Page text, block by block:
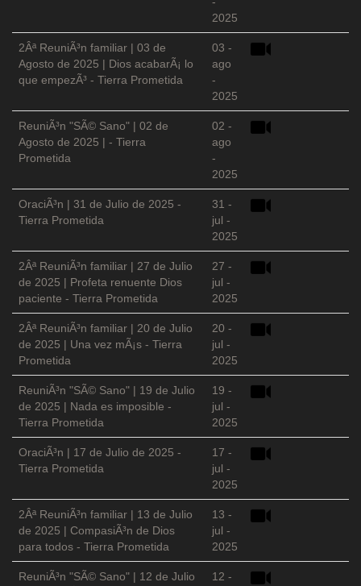
2025
2Âª ReuniÃ³n familiar | 03 de
Agosto de 2025 | Dios acabarÃ¡ lo
que empezÃ³ - Tierra Prometida
03 -
ago
-
2025
ReuniÃ³n "SÃ© Sano" | 02 de
Agosto de 2025 | - Tierra
Prometida
02 -
ago
-
2025
OraciÃ³n | 31 de Julio de 2025 -
Tierra Prometida
31 -
jul -
2025
2Âª ReuniÃ³n familiar | 27 de Julio
de 2025 | Profeta renuente Dios
paciente - Tierra Prometida
27 -
jul -
2025
2Âª ReuniÃ³n familiar | 20 de Julio
de 2025 | Una vez mÃ¡s - Tierra
Prometida
20 -
jul -
2025
ReuniÃ³n "SÃ© Sano" | 19 de Julio
de 2025 | Nada es imposible -
Tierra Prometida
19 -
jul -
2025
OraciÃ³n | 17 de Julio de 2025 -
Tierra Prometida
17 -
jul -
2025
2Âª ReuniÃ³n familiar | 13 de Julio
de 2025 | CompasiÃ³n de Dios
para todos - Tierra Prometida
13 -
jul -
2025
ReuniÃ³n "SÃ© Sano" | 12 de Julio
12 -